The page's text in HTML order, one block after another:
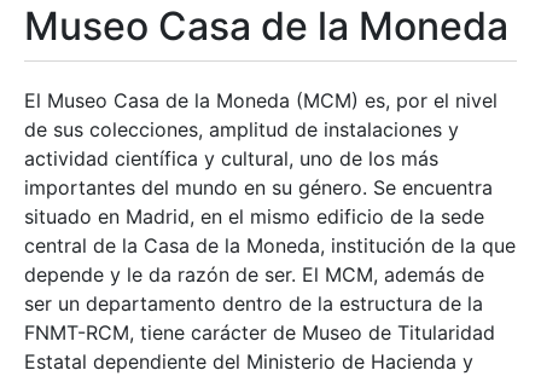
Museo Casa de la Moneda
El Museo Casa de la Moneda (MCM) es, por el nivel
de sus colecciones, amplitud de instalaciones y
actividad científica y cultural, uno de los más
importantes del mundo en su género. Se encuentra
situado en Madrid, en el mismo edificio de la sede
central de la Casa de la Moneda, institución de la que
depende y le da razón de ser. El MCM, además de
ser un departamento dentro de la estructura de la
FNMT-RCM, tiene carácter de Museo de Titularidad
Estatal dependiente del Ministerio de Hacienda y